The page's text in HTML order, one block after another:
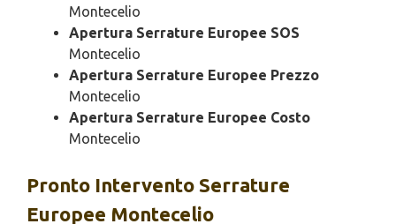
Montecelio
Apertura Serrature Europee SOS
Montecelio
Apertura Serrature Europee Prezzo
Montecelio
Apertura Serrature Europee Costo
Montecelio
Pronto Intervento Serrature
Europee Montecelio